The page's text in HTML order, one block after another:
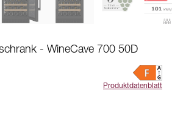
- WineCave 700 50D
Produktdatenblatt